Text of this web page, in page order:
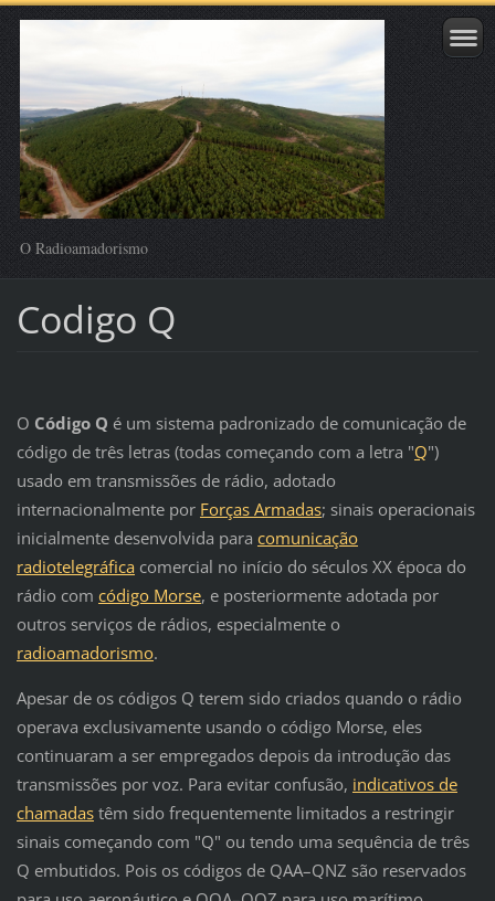
O Radioamadorismo
Codigo Q
O Código Q é um sistema padronizado de comunicação de
código de três letras (todas começando com a letra "Q")
usado em transmissões de rádio, adotado
internacionalmente por Forças Armadas; sinais operacionais
inicialmente desenvolvida para comunicação
radiotelegráfica comercial no início do séculos XX época do
rádio com código Morse, e posteriormente adotada por
outros serviços de rádios, especialmente o
radioamadorismo.
Apesar de os códigos Q terem sido criados quando o rádio
operava exclusivamente usando o código Morse, eles
continuaram a ser empregados depois da introdução das
transmissões por voz. Para evitar confusão, indicativos de
chamadastêm sido frequentemente limitados a restringir
sinais começando com "Q" ou tendo uma sequência de três
Q embutidos. Pois os códigos de QAA–QNZ são reservados